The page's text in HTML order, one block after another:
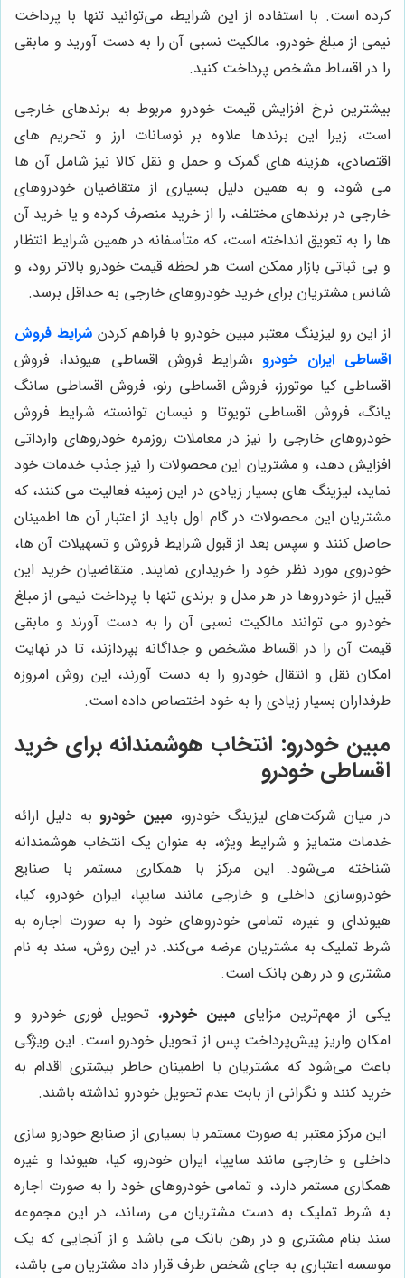
کرده است. با استفاده از این شرایط، می‌توانید تنها با پرداخت
نیمی از مبلغ خودرو، مالکیت نسبی آن را به دست آورید و مابقی
را در اقساط مشخص پرداخت کنید.
بیشترین نرخ افزایش قیمت خودرو مربوط به برندهای خارجی
است، زیرا این برندها علاوه بر نوسانات ارز و تحریم های
اقتصادی، هزینه های گمرک و حمل و نقل کالا نیز شامل آن ها
می شود، و به همین دلیل بسیاری از متقاضیان خودروهای
خارجی در برندهای مختلف، را از خرید منصرف کرده و یا خرید آن
ها را به تعویق انداخته است، که متأسفانه در همین شرایط انتظار
و بی ثباتی بازار ممکن است هر لحظه قیمت خودرو بالاتر رود، و
شانس مشتریان برای خرید خودروهای خارجی به حداقل برسد.
از این رو لیزینگ معتبر مبین خودرو با فراهم کردن شرایط فروش
اقساطی ایران خودرو،شرایط فروش اقساطی هیوندا، فروش
اقساطی کیا موتورز، فروش اقساطی رنو، فروش اقساطی سانگ
یانگ، فروش اقساطی تویوتا و نیسان توانسته شرایط فروش
خودروهای خارجی را نیز در معاملات روزمره خودروهای وارداتی
افزایش دهد، و مشتریان این محصولات را نیز جذب خدمات خود
نماید، لیزینگ های بسیار زیادی در این زمینه فعالیت می کنند، که
مشتریان این محصولات در گام اول باید از اعتبار آن ها اطمینان
حاصل کنند و سپس بعد از قبول شرایط فروش و تسهیلات آن ها،
خودروی مورد نظر خود را خریداری نمایند. متقاضیان خرید این
قبیل از خودروها در هر مدل و برندی تنها با پرداخت نیمی از مبلغ
خودرو می توانند مالکیت نسبی آن را به دست آورند و مابقی
قیمت آن را در اقساط مشخص و جداگانه بپردازند، تا در نهایت
امکان نقل و انتقال خودرو را به دست آورند، این روش امروزه
طرفداران بسیار زیادی را به خود اختصاص داده است.
مبین خودرو: انتخاب هوشمندانه برای خرید
اقساطی خودرو
در میان شرکت‌های لیزینگ خودرو، مبین خودروبه دلیل ارائه
خدمات متمایز و شرایط ویژه، به عنوان یک انتخاب هوشمندانه
شناخته می‌شود. این مرکز با همکاری مستمر با صنایع
خودروسازی داخلی و خارجی مانند سایپا، ایران خودرو، کیا،
هیوندای و غیره، تمامی خودروهای خود را به صورت اجاره به
شرط تملیک به مشتریان عرضه می‌کند. در این روش، سند به نام
مشتری و در رهن بانک است.
یکی از مهم‌ترین مزایای مبین خودرو، تحویل فوری خودرو و
امکان واریز پیش‌پرداخت پس از تحویل خودرو است. این ویژگی
باعث می‌شود که مشتریان با اطمینان خاطر بیشتری اقدام به
خرید کنند و نگرانی از بابت عدم تحویل خودرو نداشته باشند.
این مرکز معتبر به صورت مستمر با بسیاری از صنایع خودرو سازی
داخلی و خارجی مانند سایپا، ایران خودرو، کیا، هیوندا و غیره
همکاری مستمر دارد، و تمامی خودروهای خود را به صورت اجاره
به شرط تملیک به دست مشتریان می رساند، در این مجموعه
سند بنام مشتری و در رهن بانک می باشد و از آنجایی که یک
موسسه اعتباری به جای شخص طرف قرار داد مشتریان می باشد،